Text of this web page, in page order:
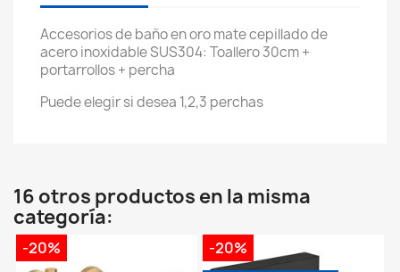
Accesorios de baño en oro mate cepillado de
acero inoxidable SUS304: Toallero 30cm +
portarrollos + percha
Puede elegir si desea 1,2,3 perchas
16 otros productos en la misma
categoría:
-20%
-20%